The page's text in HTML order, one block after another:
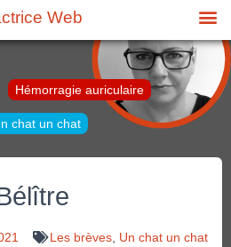
Web
Hémorragie auriculaire
chat un chat
Les brèves, Un chat un chat